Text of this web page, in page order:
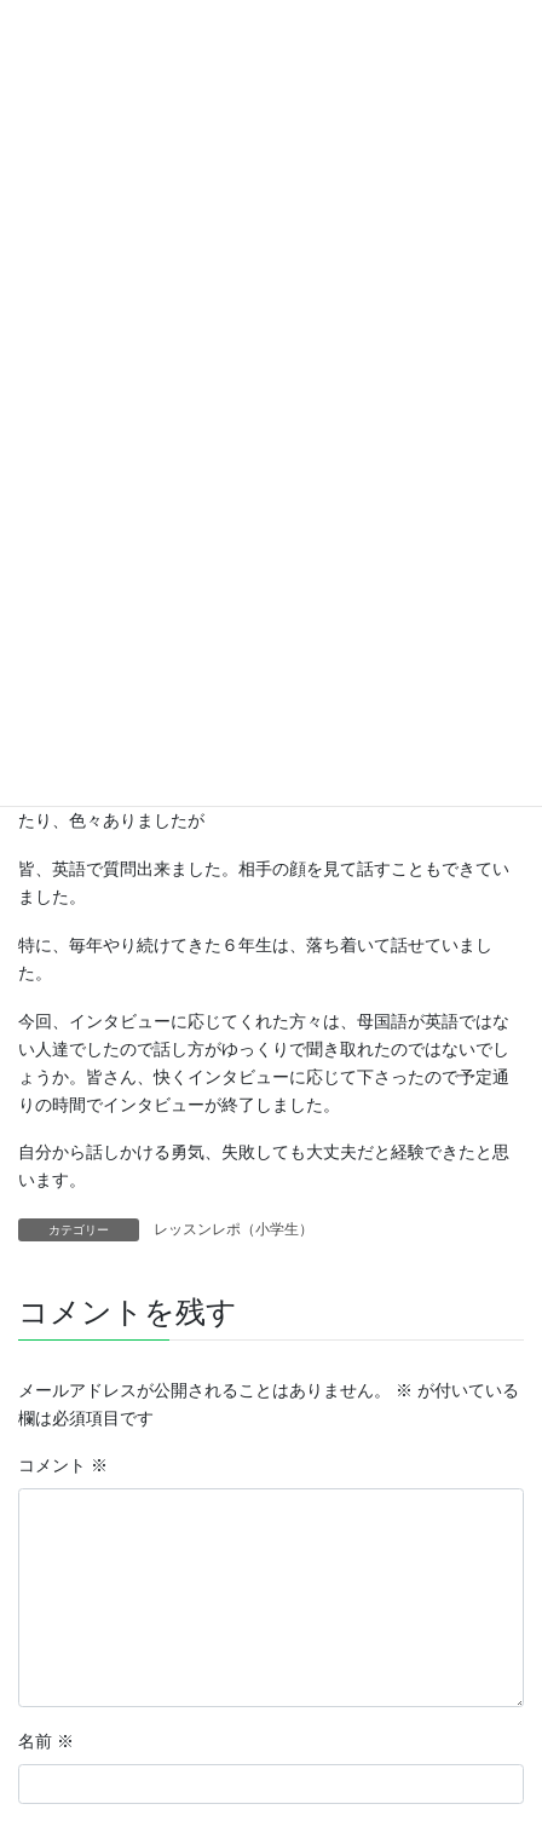
たり、色々ありましたが
皆、英語で質問出来ました。相手の顔を見て話すこともできてい
ました。
特に、毎年やり続けてきた６年生は、落ち着いて話せていまし
た。
今回、インタビューに応じてくれた方々は、母国語が英語ではな
い人達でしたので話し方がゆっくりで聞き取れたのではないでし
ょうか。皆さん、快くインタビューに応じて下さったので予定通
りの時間でインタビューが終了しました。
自分から話しかける勇気、失敗しても大丈夫だと経験できたと思
います。
カテゴリー レッスンレポ（小学生）
コメントを残す
メールアドレスが公開されることはありません。 ※ が付いている
欄は必須項目です
コメント ※
名前 ※